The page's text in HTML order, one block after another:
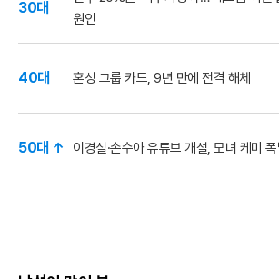
30대
원인
40대 혼성 그룹 카드, 9년 만에 전격 해체
50대 ↑ 이경실·손수아 유튜브 개설, 모녀 케미